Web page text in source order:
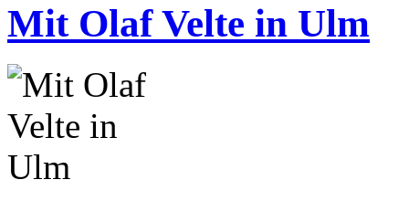
Mit Olaf Velte in Ulm